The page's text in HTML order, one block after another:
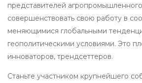
представителей
совершенствовать свою работу в
меняющимися глобальными
геополитическими условиями. Это
инноваторов, трендсеттеров.
Станьте участником крупнейшего